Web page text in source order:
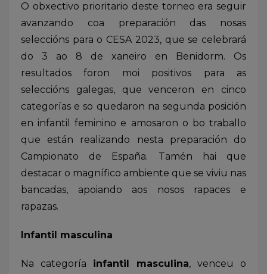
O obxectivo prioritario deste torneo era seguir
avanzando coa preparación das nosas
seleccións para o CESA 2023, que se celebrará
do 3 ao 8 de xaneiro en Benidorm. Os
resultados foron moi positivos para as
seleccións galegas, que venceron en cinco
categorías e so quedaron na segunda posición
en infantil feminino e amosaron o bo traballo
que están realizando nesta preparación do
Campionato de España. Tamén hai que
destacar o magnífico ambiente que se viviu nas
bancadas, apoiando aos nosos rapaces e
rapazas.
Infantil masculina
Na categoría infantil masculina, venceu o